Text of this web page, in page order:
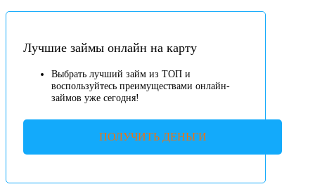
Лучшие займы онлайн на карту
Выбрать лучший займ из ТОП и
воспользуйтесь преимуществами онлайн-
займов уже сегодня!
ПОЛУЧИТЬ ДЕНЬГИ